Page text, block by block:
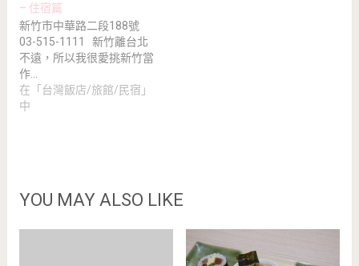
– 住宿篇
新竹市中華路二段188號
03-515-1111 新竹離台北
不遠，所以我很愛挑新竹當
作…
在「台灣飯店/旅館/民宿」
中
YOU MAY ALSO LIKE